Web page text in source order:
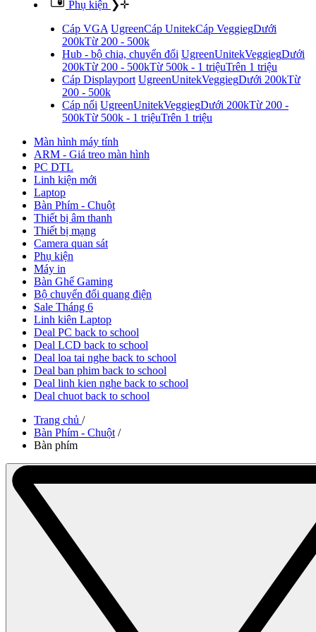
Phụ kiện ❯✛
Cáp VGA UgreenCáp UnitekCáp VeggiegDưới
200kTừ 200 - 500k
Hub - bộ chia, chuyển đổi UgreenUnitekVeggiegDưới
200kTừ 200 - 500kTừ 500k - 1 triệuTrên 1 triệu
Cáp Displayport UgreenUnitekVeggiegDưới 200kTừ
200 - 500k
Cáp nối UgreenUnitekVeggiegDưới 200kTừ 200 -
500kTừ 500k - 1 triệuTrên 1 triệu
Màn hình máy tính
ARM - Giá treo màn hình
PC DTL
Linh kiện mới
Laptop
Bàn Phím - Chuột
Thiết bị âm thanh
Thiết bị mạng
Camera quan sát
Phụ kiện
Máy in
Bàn Ghế Gaming
Bộ chuyển đổi quang điện
Sale Tháng 6
Linh kiên Laptop
Deal PC back to school
Deal LCD back to school
Deal loa tai nghe back to school
Deal ban phim back to school
Deal linh kien nghe back to school
Deal chuot back to school
Trang chủ /
Bàn Phím - Chuột /
Bàn phím